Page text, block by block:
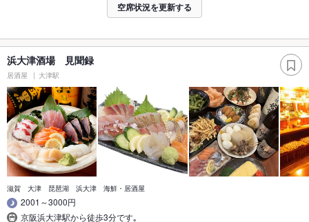
空席状況を更新する
浜大津酒場 見聞録
居酒屋 大津駅
滋賀 大津 琵琶湖 浜大津 海鮮・居酒屋
2001～3000円
京阪浜大津駅から徒歩3分です｡